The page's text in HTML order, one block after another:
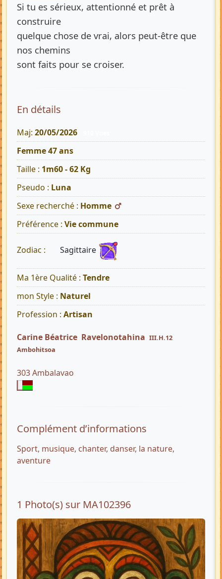
Si tu es sérieux, attentionné et prêt à
construire
quelque chose de vrai, alors peut-être que
nos chemins
sont faits pour se croiser.
En détails
Maj: 20/05/2026
Femme 47 ans
Taille : 1m60 - 62 Kg
Pseudo : Luna
Sexe recherché : Homme
Préférence : Vie commune
Zodiac : Sagittaire
Ma 1ère Qualité : Tendre
mon Style : Naturel
Profession : Artisan
Carine Béatrice Ravelonotahina III.H.12
Ambohitsoa
303 Ambalavao
Complément d’informations
Sport, musique, chanter, danser, la nature,
aventure
1 Photo(s) sur MA102396